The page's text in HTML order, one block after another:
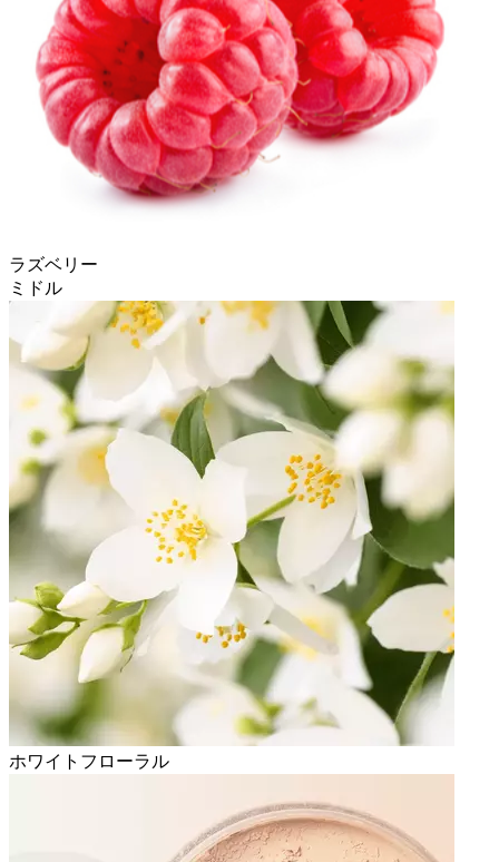
ラズベリー
ミドル
ホワイトフローラル